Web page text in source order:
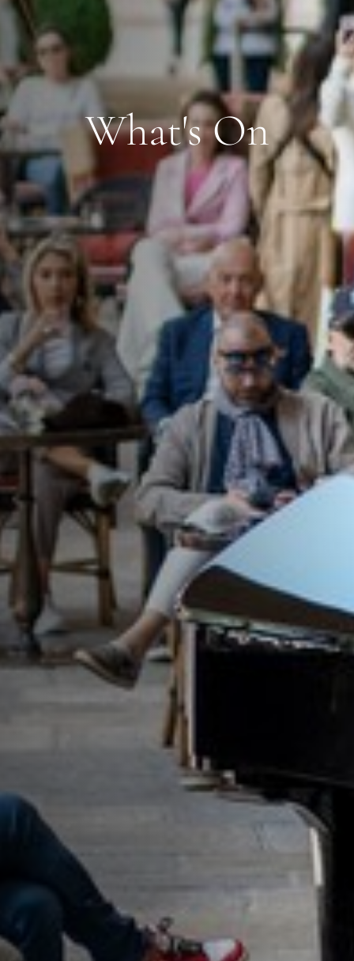
What's On